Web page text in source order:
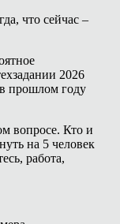
что сейчас –
2026
прошлом году
вопросе. Кто и
на 5 человек
работа,